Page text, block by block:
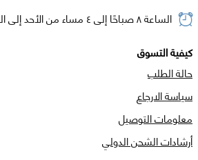
الساعة ٨ صباحًا إلى ٤ مساء من الأحد إلى الخميس
كيفية التسوق
حالة الطلب
سياسة الارجاع
معلومات التوصيل
أرشادات الشحن الدولي